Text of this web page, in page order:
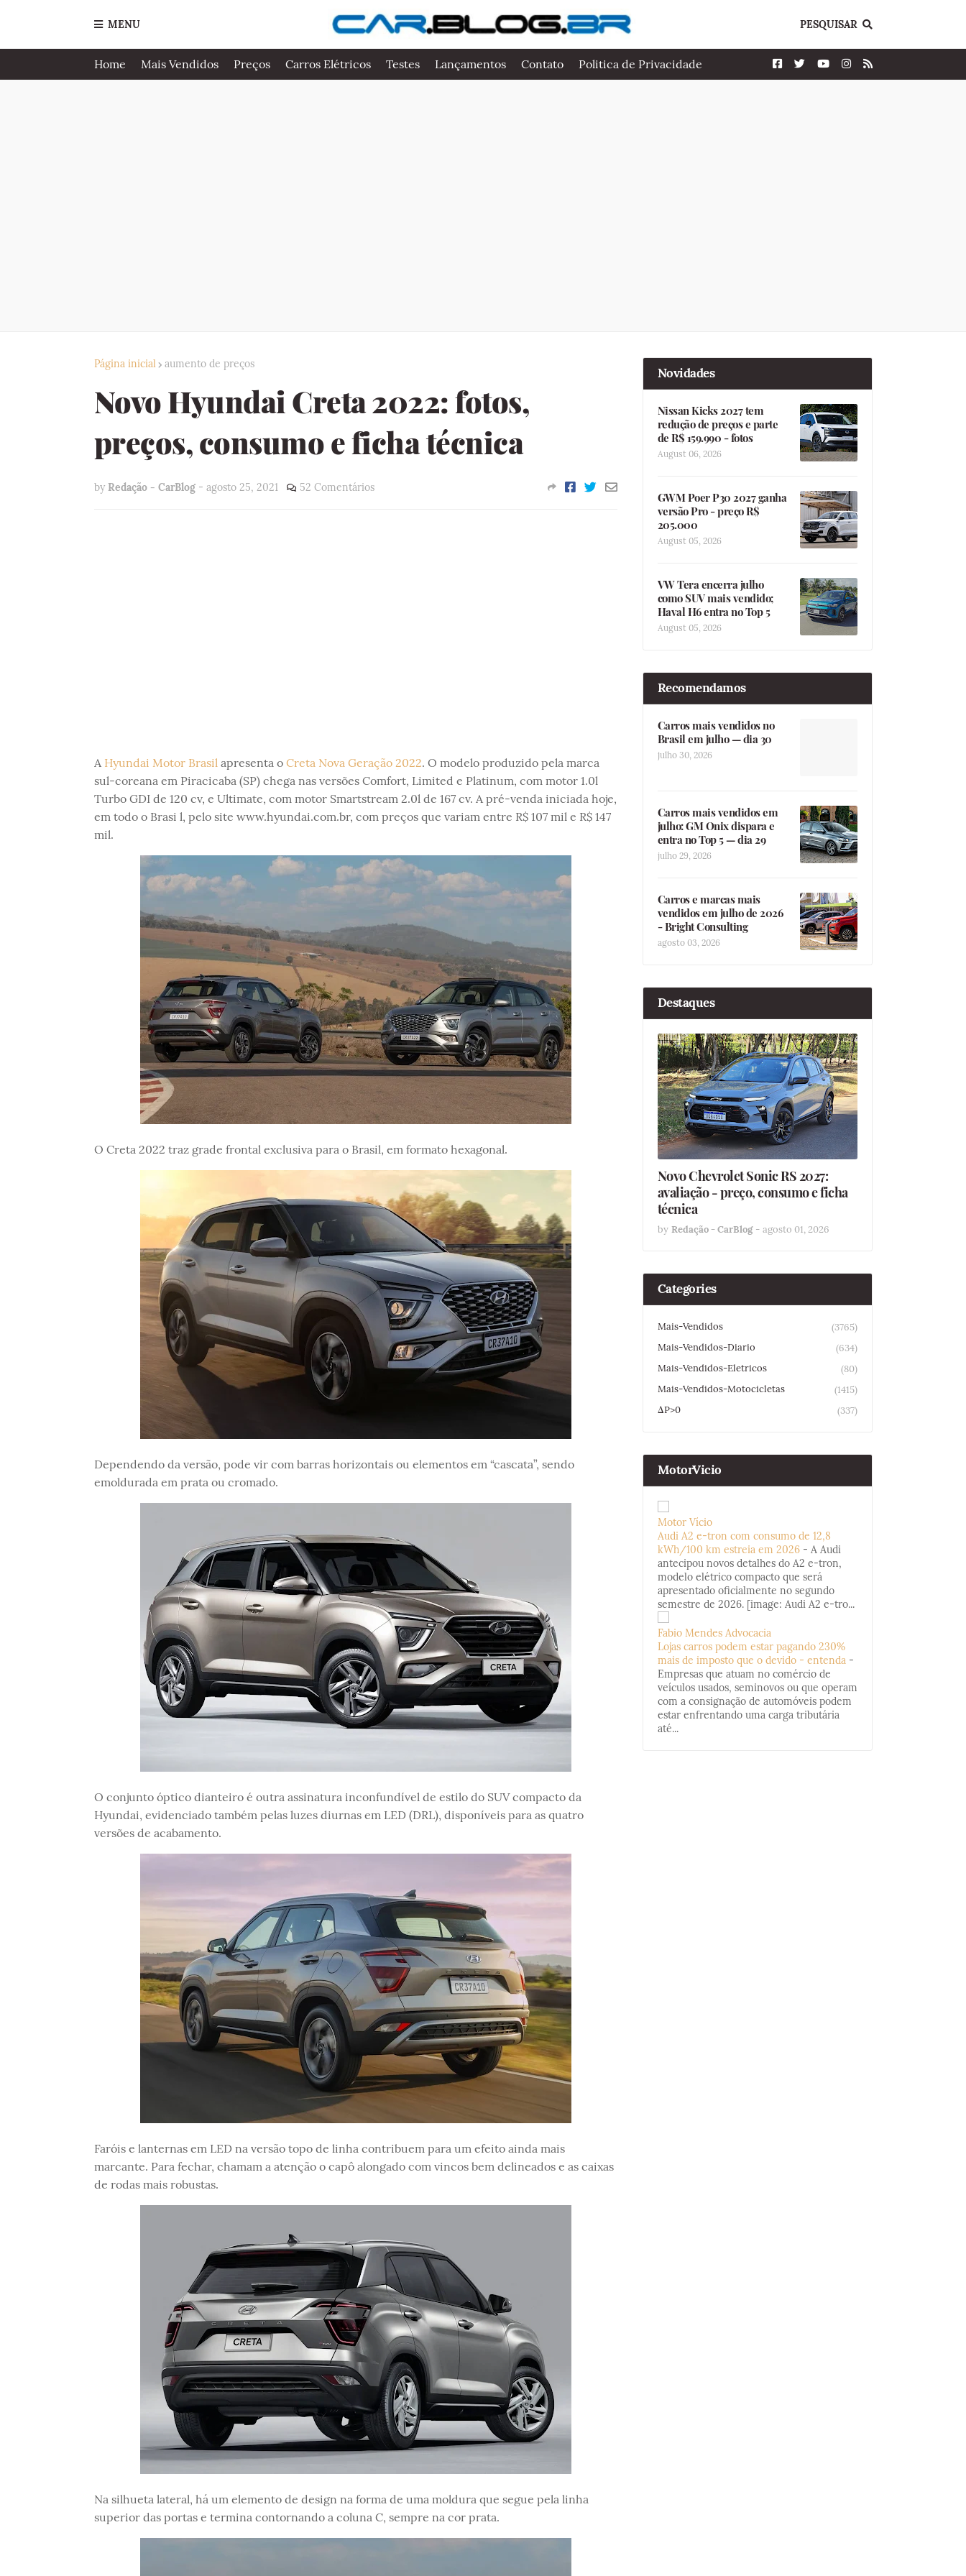
MENU PESQUISAR
Home Mais Vendidos Preços Carros Elétricos Testes Lançamentos Contato Politica de Privacidade
Página inicial aumento de preços
Novo Hyundai Creta 2022: fotos,
preços, consumo e ficha técnica
by Redação - CarBlog - agosto 25, 2021 52 Comentários
A Hyundai Motor Brasilapresenta o Creta Nova Geração 2022. O modelo produzido pela marca
sul-coreana em Piracicaba (SP) chega nas versões Comfort, Limited e Platinum, com motor 1.0l
Turbo GDI de 120 cv, e Ultimate, com motor Smartstream 2.0l de 167 cv. A pré-venda iniciada hoje,
em todo o Brasi l, pelo site www.hyundai.com.br, com preços que variam entre R$ 107 mil e R$ 147
mil.
O Creta 2022 traz grade frontal exclusiva para o Brasil, em formato hexagonal.
Dependendo da versão, pode vir com barras horizontais ou elementos em “cascata”, sendo
emoldurada em prata ou cromado.
O conjunto óptico dianteiro é outra assinatura inconfundível de estilo do SUV compacto da
Hyundai, evidenciado também pelas luzes diurnas em LED (DRL), disponíveis para as quatro
versões de acabamento.
Faróis e lanternas em LED na versão topo de linha contribuem para um efeito ainda mais
marcante. Para fechar, chamam a atenção o capô alongado com vincos bem delineados e as caixas
de rodas mais robustas.
Na silhueta lateral, há um elemento de design na forma de uma moldura que segue pela linha
superior das portas e termina contornando a coluna C, sempre na cor prata.
Novidades
Nissan Kicks 2027 tem
redução de preços e parte
de R$ 159.990 - fotos
August 06, 2026
GWM Poer P30 2027 ganha
versão Pro - preço R$
205.000
August 05, 2026
VW Tera encerra julho
como SUV mais vendido;
Haval H6 entra no Top 5
August 05, 2026
Recomendamos
Carros mais vendidos no
Brasil em julho — dia 30
julho 30, 2026
Carros mais vendidos em
julho: GM Onix dispara e
entra no Top 5 — dia 29
julho 29, 2026
Carros e marcas mais
vendidos em julho de 2026
- Bright Consulting
agosto 03, 2026
Destaques
Novo Chevrolet Sonic RS 2027:
avaliação - preço, consumo e ficha
técnica
by Redação - CarBlog - agosto 01, 2026
Categories
Mais-Vendidos
(3765)
Mais-Vendidos-Diario
(634)
Mais-Vendidos-Eletricos
(80)
Mais-Vendidos-Motocicletas
(1415)
ΔP>0
(337)
MotorVicio
Motor Vício
Audi A2 e-tron com consumo de 12,8
kWh/100 km estreia em 2026 - A Audi
antecipou novos detalhes do A2 e-tron,
modelo elétrico compacto que será
apresentado oficialmente no segundo
semestre de 2026. [image: Audi A2 e-tro...
Fabio Mendes Advocacia
Lojas carros podem estar pagando 230%
mais de imposto que o devido - entenda -
Empresas que atuam no comércio de
veículos usados, seminovos ou que operam
com a consignação de automóveis podem
estar enfrentando uma carga tributária
até...